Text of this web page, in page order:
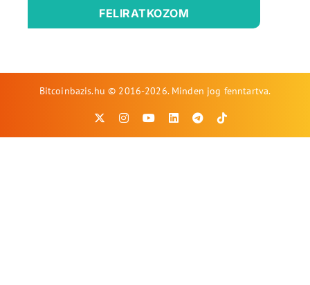
FELIRATKOZOM
Bitcoinbazis.hu © 2016-2026. Minden jog fenntartva.